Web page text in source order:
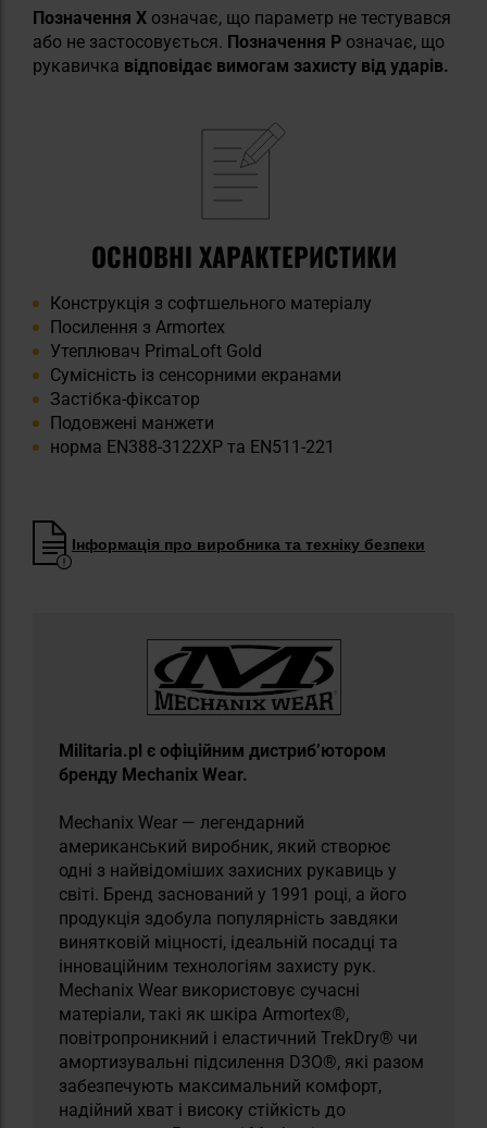
Позначення X означає, що параметр не тестувався
або не застосовується. Позначення P означає, що
рукавичка відповідає вимогам захисту від ударів.
ОСНОВНІ ХАРАКТЕРИСТИКИ
Конструкція з софтшельного матеріалу
Посилення з Armortex
Утеплювач PrimaLoft Gold
Сумісність із сенсорними екранами
Застібка-фіксатор
Подовжені манжети
норма EN388-3122XP та EN511-221
Інформація про виробника та техніку безпеки
Militaria.pl є офіційним дистриб’ютором
бренду Mechanix Wear.
Mechanix Wear — легендарний
американський виробник, який створює
одні з найвідоміших захисних рукавиць у
світі. Бренд заснований у 1991 році, а його
продукція здобула популярність завдяки
винятковій міцності, ідеальній посадці та
інноваційним технологіям захисту рук.
Mechanix Wear використовує сучасні
матеріали, такі як шкіра Armortex®,
повітропроникний і еластичний TrekDry® чи
амортизувальні підсилення D3O®, які разом
забезпечують максимальний комфорт,
надійний хват і високу стійкість до